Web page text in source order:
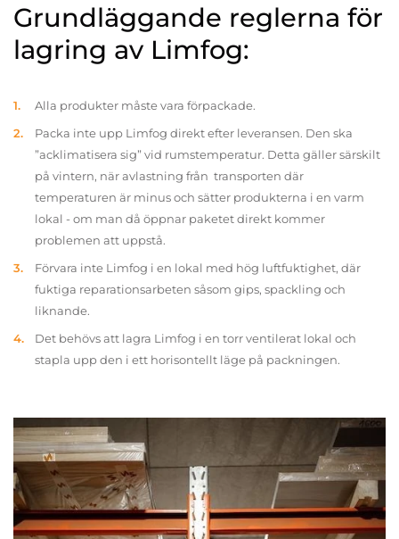
Grundläggande reglerna för
lagring av Limfog:
Alla produkter måste vara förpackade.
Packa inte upp Limfog direkt efter leveransen. Den ska
”acklimatisera sig” vid rumstemperatur. Detta gäller särskilt
på vintern, när avlastning från transporten där
temperaturen är minus och sätter produkterna i en varm
lokal - om man då öppnar paketet direkt kommer
problemen att uppstå.
Förvara inte Limfog i en lokal med hög luftfuktighet, där
fuktiga reparationsarbeten såsom gips, spackling och
liknande.
Det behövs att lagra Limfog i en torr ventilerat lokal och
stapla upp den i ett horisontellt läge på packningen.